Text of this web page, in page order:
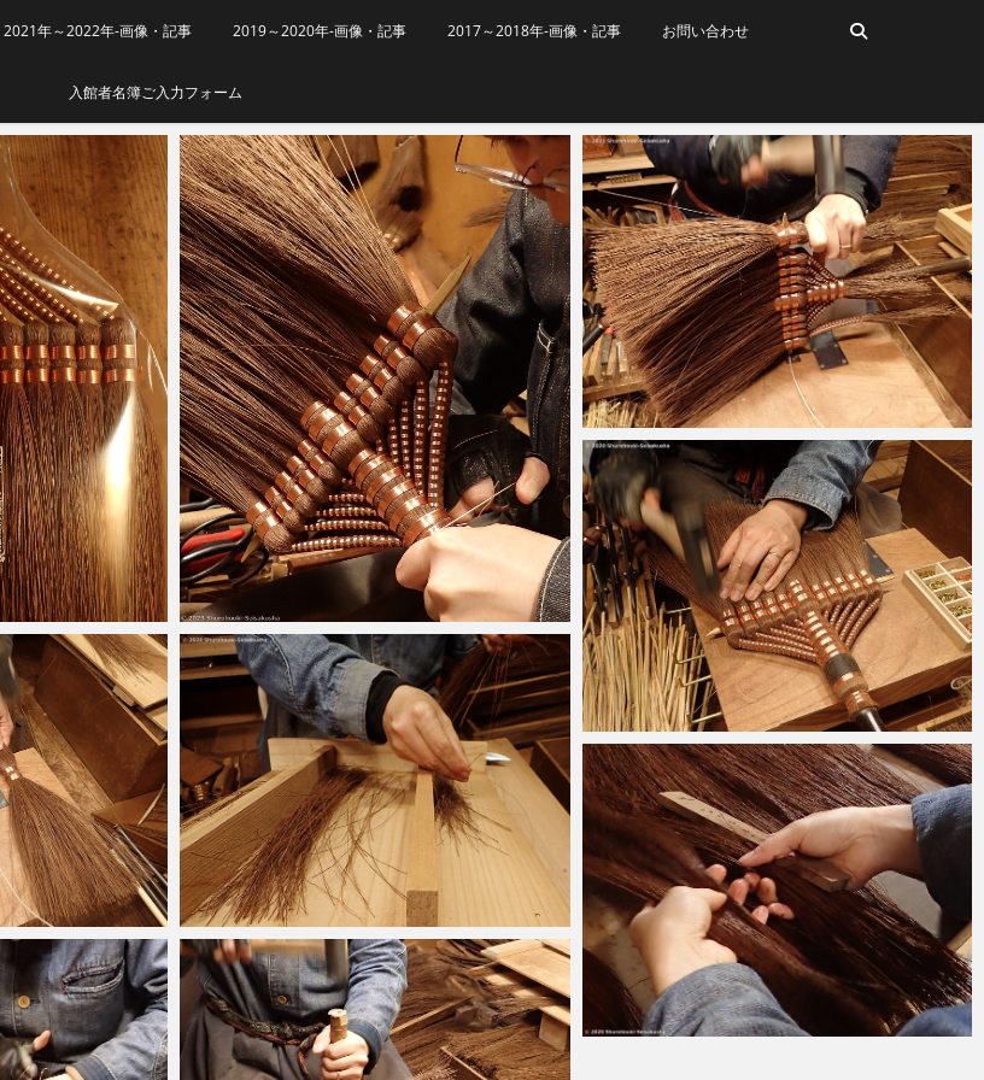
2021年～2022年-画像・記事 2019～2020年-画像・記事 2017～2018年-画像・記事 お問い合わせ
入館者名簿ご入力フォーム
2023-01-19
2021-10-20
2020-11-21
2020-11-08